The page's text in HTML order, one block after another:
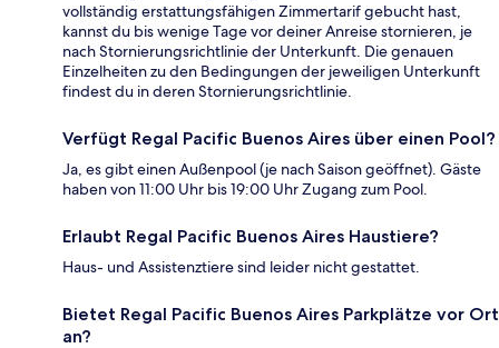
vollständig erstattungsfähigen Zimmertarif gebucht hast,
kannst du bis wenige Tage vor deiner Anreise stornieren, je
nach Stornierungsrichtlinie der Unterkunft. Die genauen
Einzelheiten zu den Bedingungen der jeweiligen Unterkunft
findest du in deren Stornierungsrichtlinie.
Verfügt Regal Pacific Buenos Aires über einen Pool?
Ja, es gibt einen Außenpool (je nach Saison geöffnet). Gäste
haben von 11:00 Uhr bis 19:00 Uhr Zugang zum Pool.
Erlaubt Regal Pacific Buenos Aires Haustiere?
Haus- und Assistenztiere sind leider nicht gestattet.
Bietet Regal Pacific Buenos Aires Parkplätze vor Ort
an?